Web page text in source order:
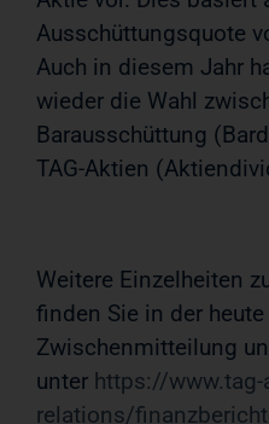
Ausschüttungsquote
Auch in diesem Jahr
wieder die Wahl
Barausschüttung
TAG-Aktien
Weitere Einzelheiten
finden Sie in der
Zwischenmitteilung
unter https://
relations/